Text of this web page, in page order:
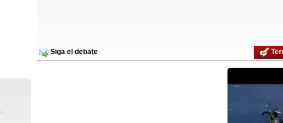
Siga el debate